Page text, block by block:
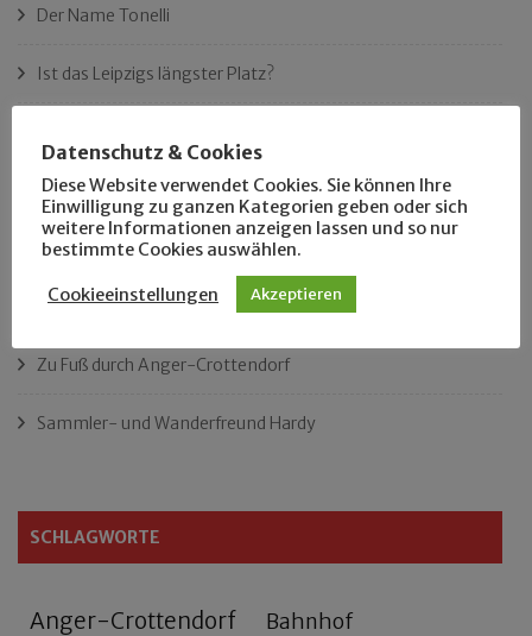
Der Name Tonelli
Ist das Leipzigs längster Platz?
Das neue Eutritzsch-Buch
Der Leipziger Schmiedetag von 1904
Rennfahrer in Schönefeld und Zschocher
Zu Fuß durch Anger-Crottendorf
Sammler- und Wanderfreund Hardy
SCHLAGWORTE
Anger-Crottendorf Bahnhof
Datenschutz & Cookies
Diese Website verwendet Cookies. Sie können Ihre
Einwilligung zu ganzen Kategorien geben oder sich
weitere Informationen anzeigen lassen und so nur
bestimmte Cookies auswählen.
Cookieeinstellungen Akzeptieren